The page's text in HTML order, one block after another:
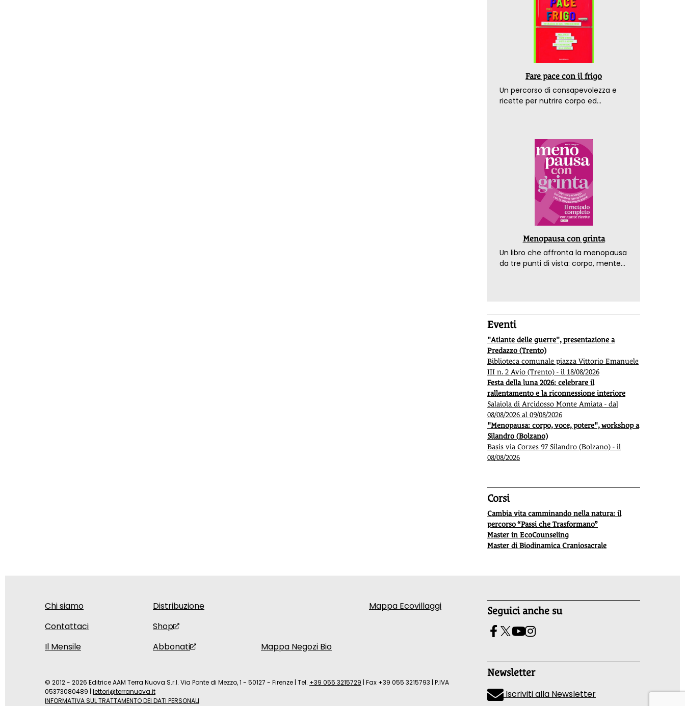
Fare pace con il frigo
Un percorso di consapevolezza e
ricette per nutrire corpo ed
Menopausa con grinta
Un libro che affronta la menopausa
da tre punti di vista: corpo, mente
Eventi
"Atlante delle guerre", presentazione a
Predazzo (Trento)
Biblioteca comunale piazza Vittorio Emanuele
III n. 2 Avio (Trento) - il 18/08/2026
Festa della luna 2026: celebrare il
rallentamento e la riconnessione interiore
Salaiola di Arcidosso Monte Amiata - dal
08/08/2026 al 09/08/2026
"Menopausa: corpo, voce, potere", workshop a
Silandro (Bolzano)
Basis via Corzes 97 Silandro (Bolzano) - il
08/08/2026
Corsi
Cambia vita camminando nella natura: il
percorso “Passi che Trasformano”
Master in EcoCounseling
Master di Biodinamica Craniosacrale
Chi siamo
Contattaci
Il Mensile
Distribuzione
Shop
Abbonati
Mappa Negozi Bio
Mappa Ecovillaggi Seguici anche su
Newsletter
Iscriviti alla Newsletter
© 2012 - 2026 Editrice AAM Terra Nuova S.r.l. Via Ponte di Mezzo, 1 - 50127 - Firenze | Tel. +39 055 3215729 | Fax +39 055 3215793 | P.IVA
05373080489 | lettori@terranuova.it
INFORMATIVA SUL TRATTAMENTO DEI DATI PERSONALI